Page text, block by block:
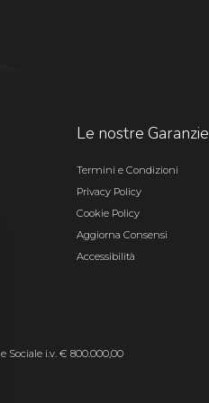
Le nostre Garanzie
Termini e Condizioni
Privacy Policy
Cookie Policy
Aggiorna Consensi
Accessibilità
Sociale i.v. € 800.000,00